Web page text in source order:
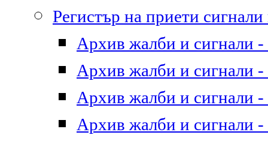
Регистър на приети
Архив жалби и сигнали -
Архив жалби и сигнали -
Архив жалби и сигнали -
Архив жалби и сигнали -